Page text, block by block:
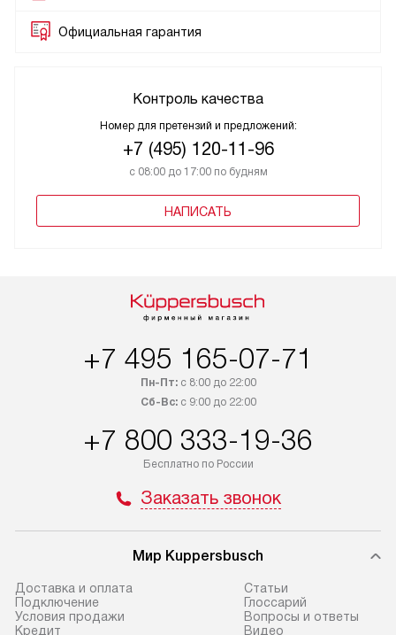
Официальная гарантия
Контроль качества
Номер для претензий и предложений:
+7 (495) 120-11-96
с 08:00 до 17:00 по будням
НАПИСАТЬ
+7 495 165-07-71
Пн-Пт:с 8:00 до 22:00
Сб-Вс:с 9:00 до 22:00
+7 800 333-19-36
Бесплатно по России
Заказать звонок
Мир Kuppersbusch
Доставка и оплата
Подключение
Условия продажи
Кредит
Cтатьи
Глоссарий
Вопросы и ответы
Видео